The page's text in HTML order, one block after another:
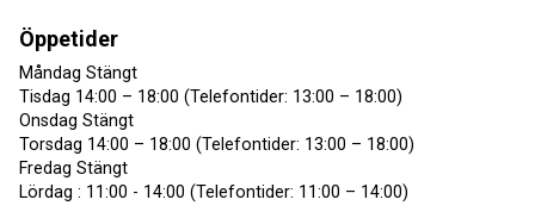
Öppetider
Måndag Stängt
Tisdag 14:00 – 18:00 (Telefontider: 13:00 – 18:00)
Onsdag Stängt
Torsdag 14:00 – 18:00 (Telefontider: 13:00 – 18:00)
Fredag Stängt
Lördag : 11:00 - 14:00 (Telefontider: 11:00 – 14:00)